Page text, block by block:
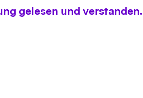
gelesen und verstanden.